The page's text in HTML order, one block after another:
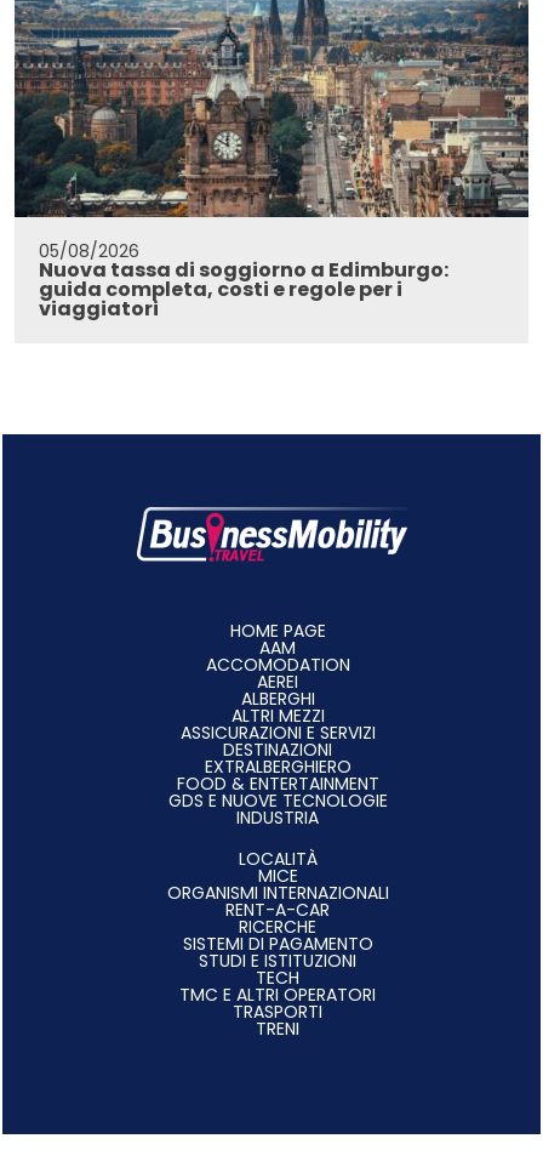
05/08/2026
Nuova tassa di soggiorno a Edimburgo:
guida completa, costi e regole per i
viaggiatori
HOME PAGE
AAM
ACCOMODATION
AEREI
ALBERGHI
ALTRI MEZZI
ASSICURAZIONI E SERVIZI
DESTINAZIONI
EXTRALBERGHIERO
FOOD & ENTERTAINMENT
GDS E NUOVE TECNOLOGIE
INDUSTRIA
LOCALITÀ
MICE
ORGANISMI INTERNAZIONALI
RENT-A-CAR
RICERCHE
SISTEMI DI PAGAMENTO
STUDI E ISTITUZIONI
TECH
TMC E ALTRI OPERATORI
TRASPORTI
TRENI